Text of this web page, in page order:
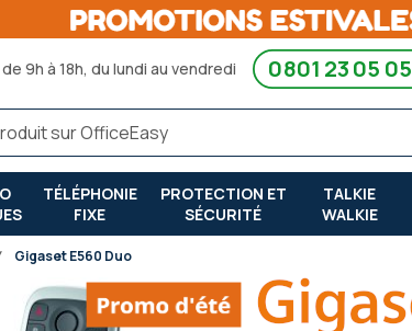
9h à 18h, du lundi au vendredi 0801 23 05 05
TÉLÉPHONIE
FIXE
PROTECTION ET
SÉCURITÉ
TALKIE
WALKIE
Gigaset E560 Duo